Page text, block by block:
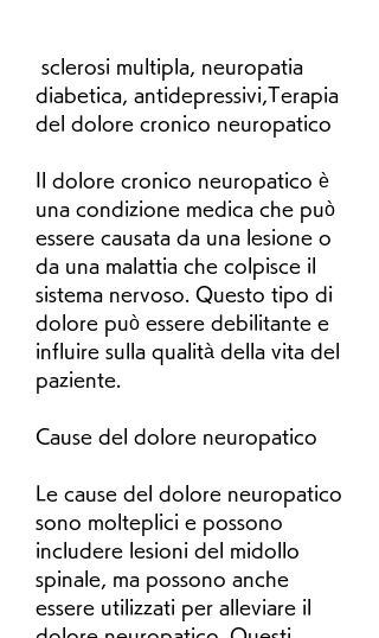
diabetica, antidepressivi,Terapia
del dolore cronico neuropatico
Il dolore cronico neuropatico è
una condizione medica che può
essere causata da una lesione o
da una malattia che colpisce il
sistema nervoso. Questo tipo di
dolore può essere debilitante e
influire sulla qualità della vita del
paziente.
Cause del dolore neuropatico
Le cause del dolore neuropatico
sono molteplici e possono
includere lesioni del midollo
spinale, ma possono anche
essere utilizzati per alleviare il